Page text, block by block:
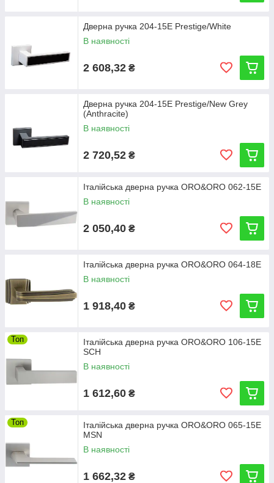
Дверна ручка 204-15E Prestige/White
В наявності
2 608,32 ₴
Дверна ручка 204-15E Prestige/New Grey
(Anthracite)
В наявності
2 720,52 ₴
Італійська дверна ручка ORO&ORO 062-15E
В наявності
2 050,40 ₴
Італійська дверна ручка ORO&ORO 064-18E
В наявності
1 918,40 ₴
Топ
Італійська дверна ручка ORO&ORO 106-15E
SCH
В наявності
1 612,60 ₴
Топ
Італійська дверна ручка ORO&ORO 065-15E
MSN
В наявності
1 662,32 ₴